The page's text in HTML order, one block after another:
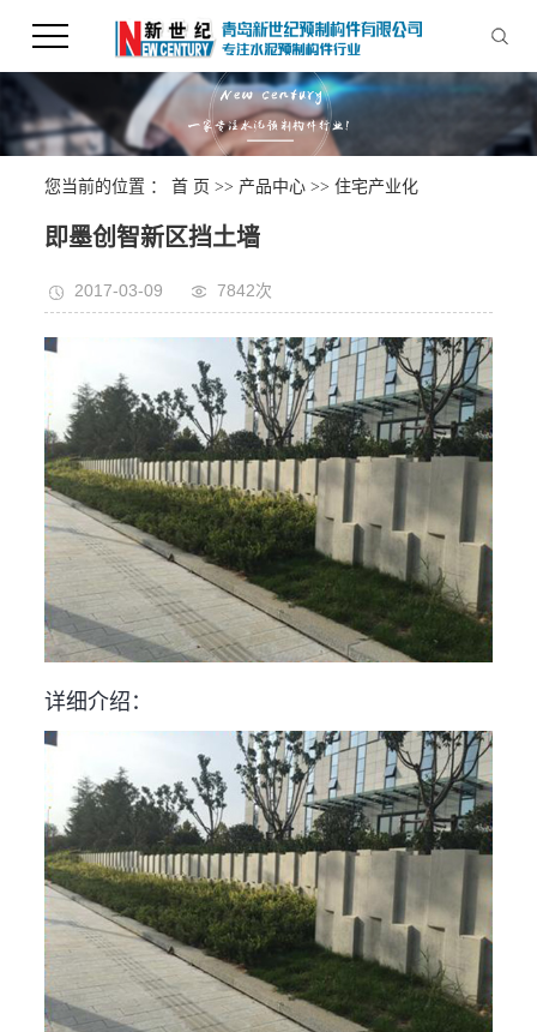
您当前的位置 ：首 页 >> 产品中心 >>住宅产业化
即墨创智新区挡土墙
2017-03-09 7842次
详细介绍：